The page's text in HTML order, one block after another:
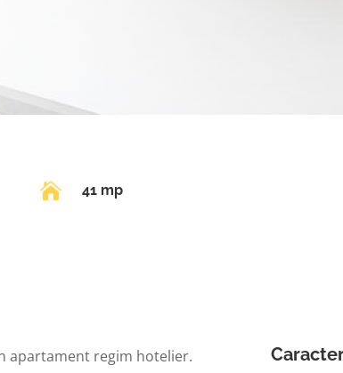
 41 mp
apartament regim hotelier.